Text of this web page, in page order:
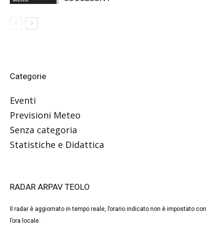
Categorie
Eventi
Previsioni Meteo
Senza categoria
Statistiche e Didattica
RADAR ARPAV TEOLO
Il radar è aggiornato in tempo reale, l’orario indicato non è impostato con
l’ora locale.